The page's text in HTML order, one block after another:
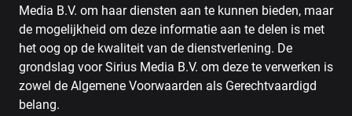
Media B.V. om haar diensten aan te kunnen bieden, maar
de mogelijkheid om deze informatie aan te delen is met
het oog op de kwaliteit van de dienstverlening. De
grondslag voor Sirius Media B.V. om deze te verwerken is
zowel de Algemene Voorwaarden als Gerechtvaardigd
belang.